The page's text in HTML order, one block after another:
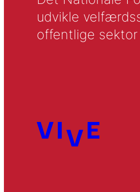
udvikle
offentlige